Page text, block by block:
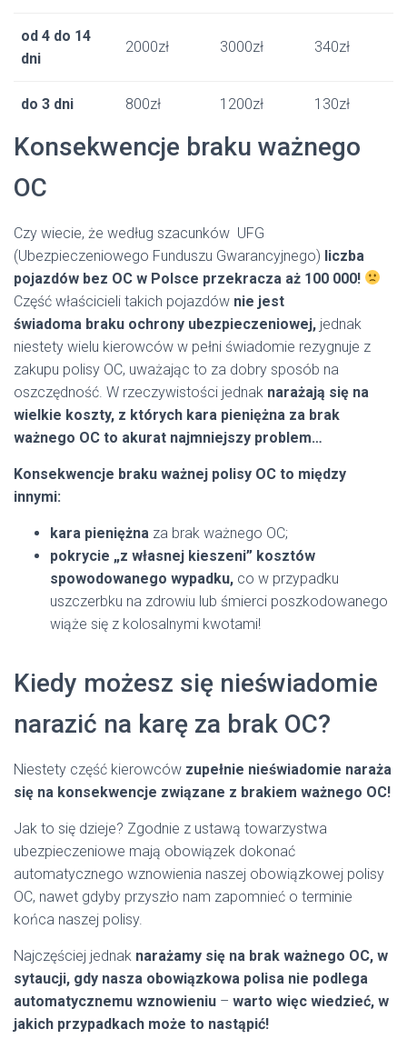
od 4 do 14
dni
2000zł 3000zł 340zł
do 3 dni 800zł 1200zł 130zł
Konsekwencje braku ważnego
OC
Czy wiecie, że według szacunków UFG
(Ubezpieczeniowego Funduszu Gwarancyjnego) liczba
pojazdów bez OC w Polsce przekracza aż 100 000!
Część właścicieli takich pojazdów nie jest
świadoma braku ochrony ubezpieczeniowej, jednak
niestety wielu kierowców w pełni świadomie rezygnuje z
zakupu polisy OC, uważając to za dobry sposób na
oszczędność. W rzeczywistości jednak narażają się na
wielkie koszty, z których kara pieniężna za brak
ważnego OC to akurat najmniejszy problem…
Konsekwencje braku ważnej polisy OC to między
innymi:
kara pieniężna za brak ważnego OC;
pokrycie „z własnej kieszeni” kosztów
spowodowanego wypadku, co w przypadku
uszczerbku na zdrowiu lub śmierci poszkodowanego
wiąże się z kolosalnymi kwotami!
Kiedy możesz się nieświadomie
narazić na karę za brak OC?
Niestety część kierowców zupełnie nieświadomie naraża
się na konsekwencje związane z brakiem ważnego OC!
Jak to się dzieje? Zgodnie z ustawą towarzystwa
ubezpieczeniowe mają obowiązek dokonać
automatycznego wznowienia naszej obowiązkowej polisy
OC, nawet gdyby przyszło nam zapomnieć o terminie
końca naszej polisy.
Najczęściej jednak narażamy się na brak ważnego OC, w
sytaucji, gdy nasza obowiązkowa polisa nie podlega
automatycznemu wznowieniu – warto więc wiedzieć, w
jakich przypadkach może to nastąpić!